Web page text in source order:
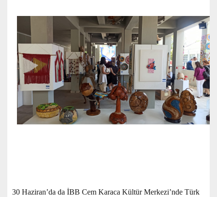
30 Haziran’da da İBB Cem Karaca Kültür Merkezi’nde Türk